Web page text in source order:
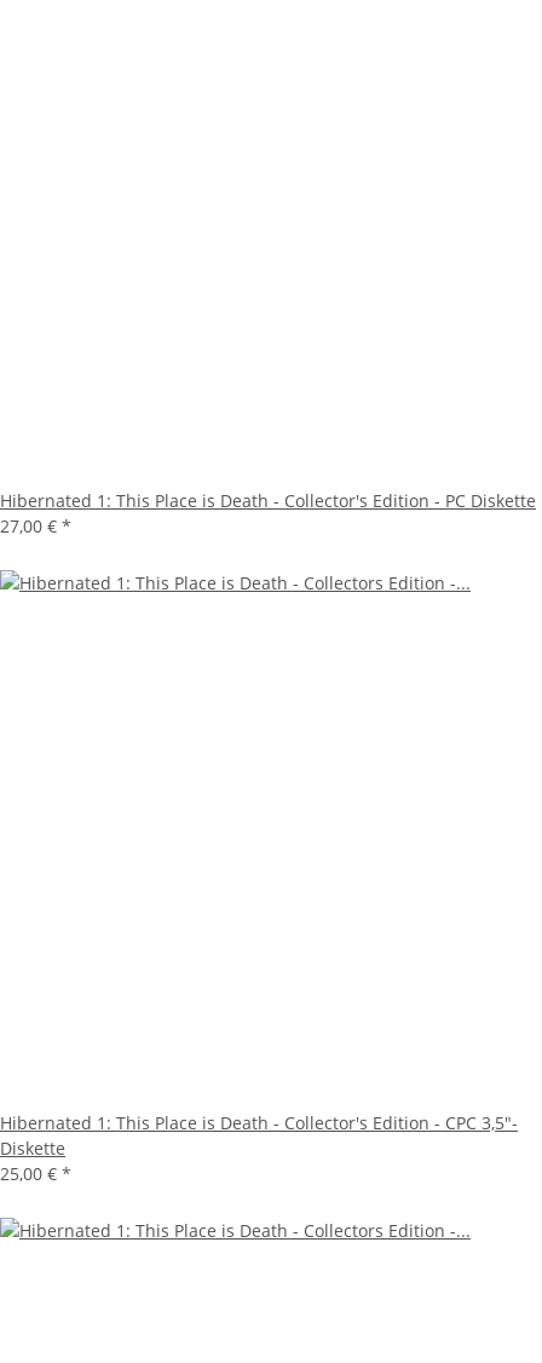
Hibernated 1: This Place is Death - Collector's Edition - PC Diskette
27,00 € *
Hibernated 1: This Place is Death - Collector's Edition - CPC 3,5"-
Diskette
25,00 € *